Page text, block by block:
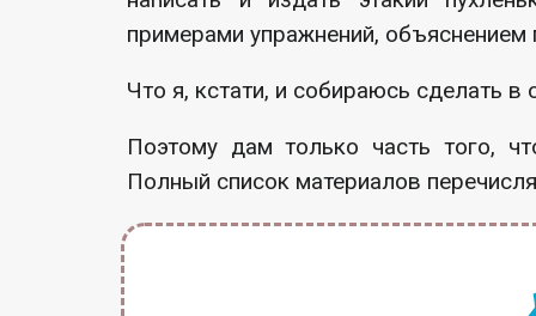
примерами упражнений, объяснением
Что я, кстати, и собираюсь сделать
Поэтому дам только часть того,
Полный список материалов